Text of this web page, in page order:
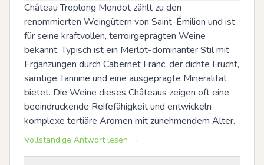
Château Troplong Mondot zählt zu den
renommierten Weingütern von Saint-Émilion und ist
für seine kraftvollen, terroirgeprägten Weine
bekannt. Typisch ist ein Merlot-dominanter Stil mit
Ergänzungen durch Cabernet Franc, der dichte Frucht,
samtige Tannine und eine ausgeprägte Mineralität
bietet. Die Weine dieses Châteaus zeigen oft eine
beeindruckende Reifefähigkeit und entwickeln
komplexe tertiäre Aromen mit zunehmendem Alter.
Vollständige Antwort lesen →